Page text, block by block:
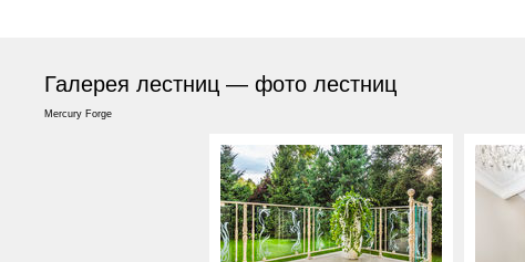
Галерея лестниц — фото лестниц
Mercury Forge